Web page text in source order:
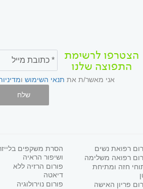
הצטרפו לרשימת
התפוצה שלנו
אני מאשר/ת את תנאי השימוש ו
שלח
רפואת נשים
רפואה משלימה
חזה ומתיחת
פריון האישה
הסרת משקפים
ושיפור הראיה
פורום הרזיה ללא
דיאטה
פורום נוירולוגיה